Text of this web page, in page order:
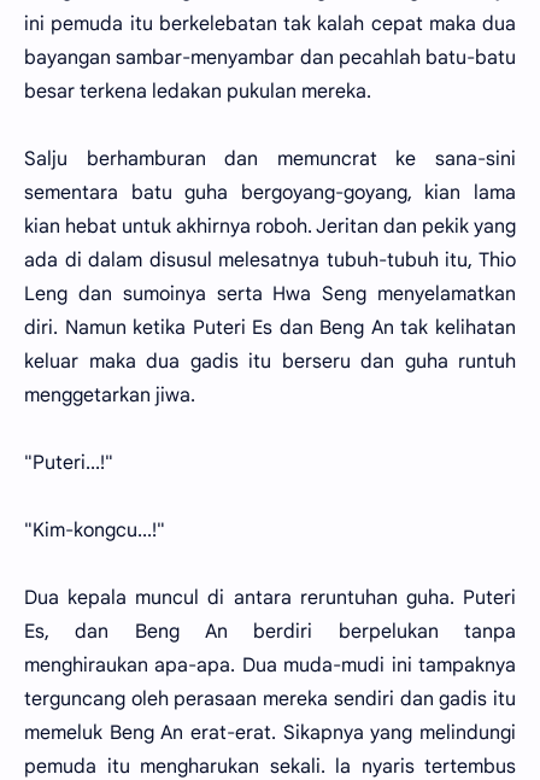
ini pemuda itu berkelebatan tak kalah cepat maka dua
bayangan sambar-menyambar dan pecahlah batu-batu
besar terkena ledakan pukulan mereka.
Salju berhamburan dan memuncrat ke sana-sini
sementara batu guha bergoyang-goyang, kian lama
kian hebat untuk akhirnya roboh. Jeritan dan pekik yang
ada di dalam disusul melesatnya tubuh-tubuh itu, Thio
Leng dan sumoinya serta Hwa Seng menyelamatkan
diri. Namun ketika Puteri Es dan Beng An tak kelihatan
keluar maka dua gadis itu berseru dan guha runtuh
menggetarkan jiwa.
"Puteri...!"
"Kim-kongcu...!"
Dua kepala muncul di antara reruntuhan guha. Puteri
Es, dan Beng An berdiri berpelukan tanpa
menghiraukan apa-apa. Dua muda-mudi ini tampaknya
terguncang oleh perasaan mereka sendiri dan gadis itu
memeluk Beng An erat-erat. Sikapnya yang melindungi
pemuda itu mengharukan sekali. la nyaris tertembus